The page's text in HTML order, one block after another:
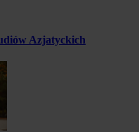
Azjatyckich